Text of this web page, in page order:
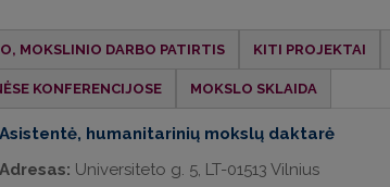
MOKSLINIO DARBO PATIRTIS KITI PROJEKTAI
KONFERENCIJOSE MOKSLO SKLAIDA
Asistentė, humanitarinių mokslų daktarė
Adresas: Universiteto g. 5, LT-01513 Vilnius